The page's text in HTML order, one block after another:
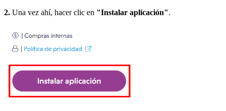
2. Una vez ahí, hacer clic en "Instalar aplicación".